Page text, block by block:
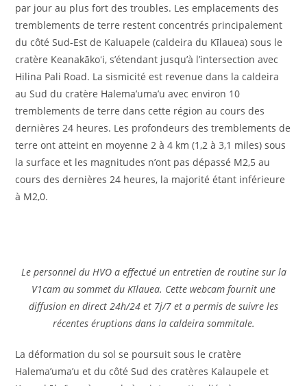
par jour au plus fort des troubles. Les emplacements des
tremblements de terre restent concentrés principalement
du côté Sud-Est de Kaluapele (caldeira du Kīlauea) sous le
cratère Keanakākoʻi, s’étendant jusqu’à l’intersection avec
Hilina Pali Road. La sismicité est revenue dans la caldeira
au Sud du cratère Halema’uma’u avec environ 10
tremblements de terre dans cette région au cours des
dernières 24 heures. Les profondeurs des tremblements de
terre ont atteint en moyenne 2 à 4 km (1,2 à 3,1 miles) sous
la surface et les magnitudes n’ont pas dépassé M2,5 au
cours des dernières 24 heures, la majorité étant inférieure
à M2,0.
Le personnel du HVO a effectué un entretien de routine sur la
V1cam au sommet du Kīlauea. Cette webcam fournit une
diffusion en direct 24h/24 et 7j/7 et a permis de suivre les
récentes éruptions dans la caldeira sommitale.
La déformation du sol se poursuit sous le cratère
Halema’uma’u et du côté Sud des cratères Kalaupele et